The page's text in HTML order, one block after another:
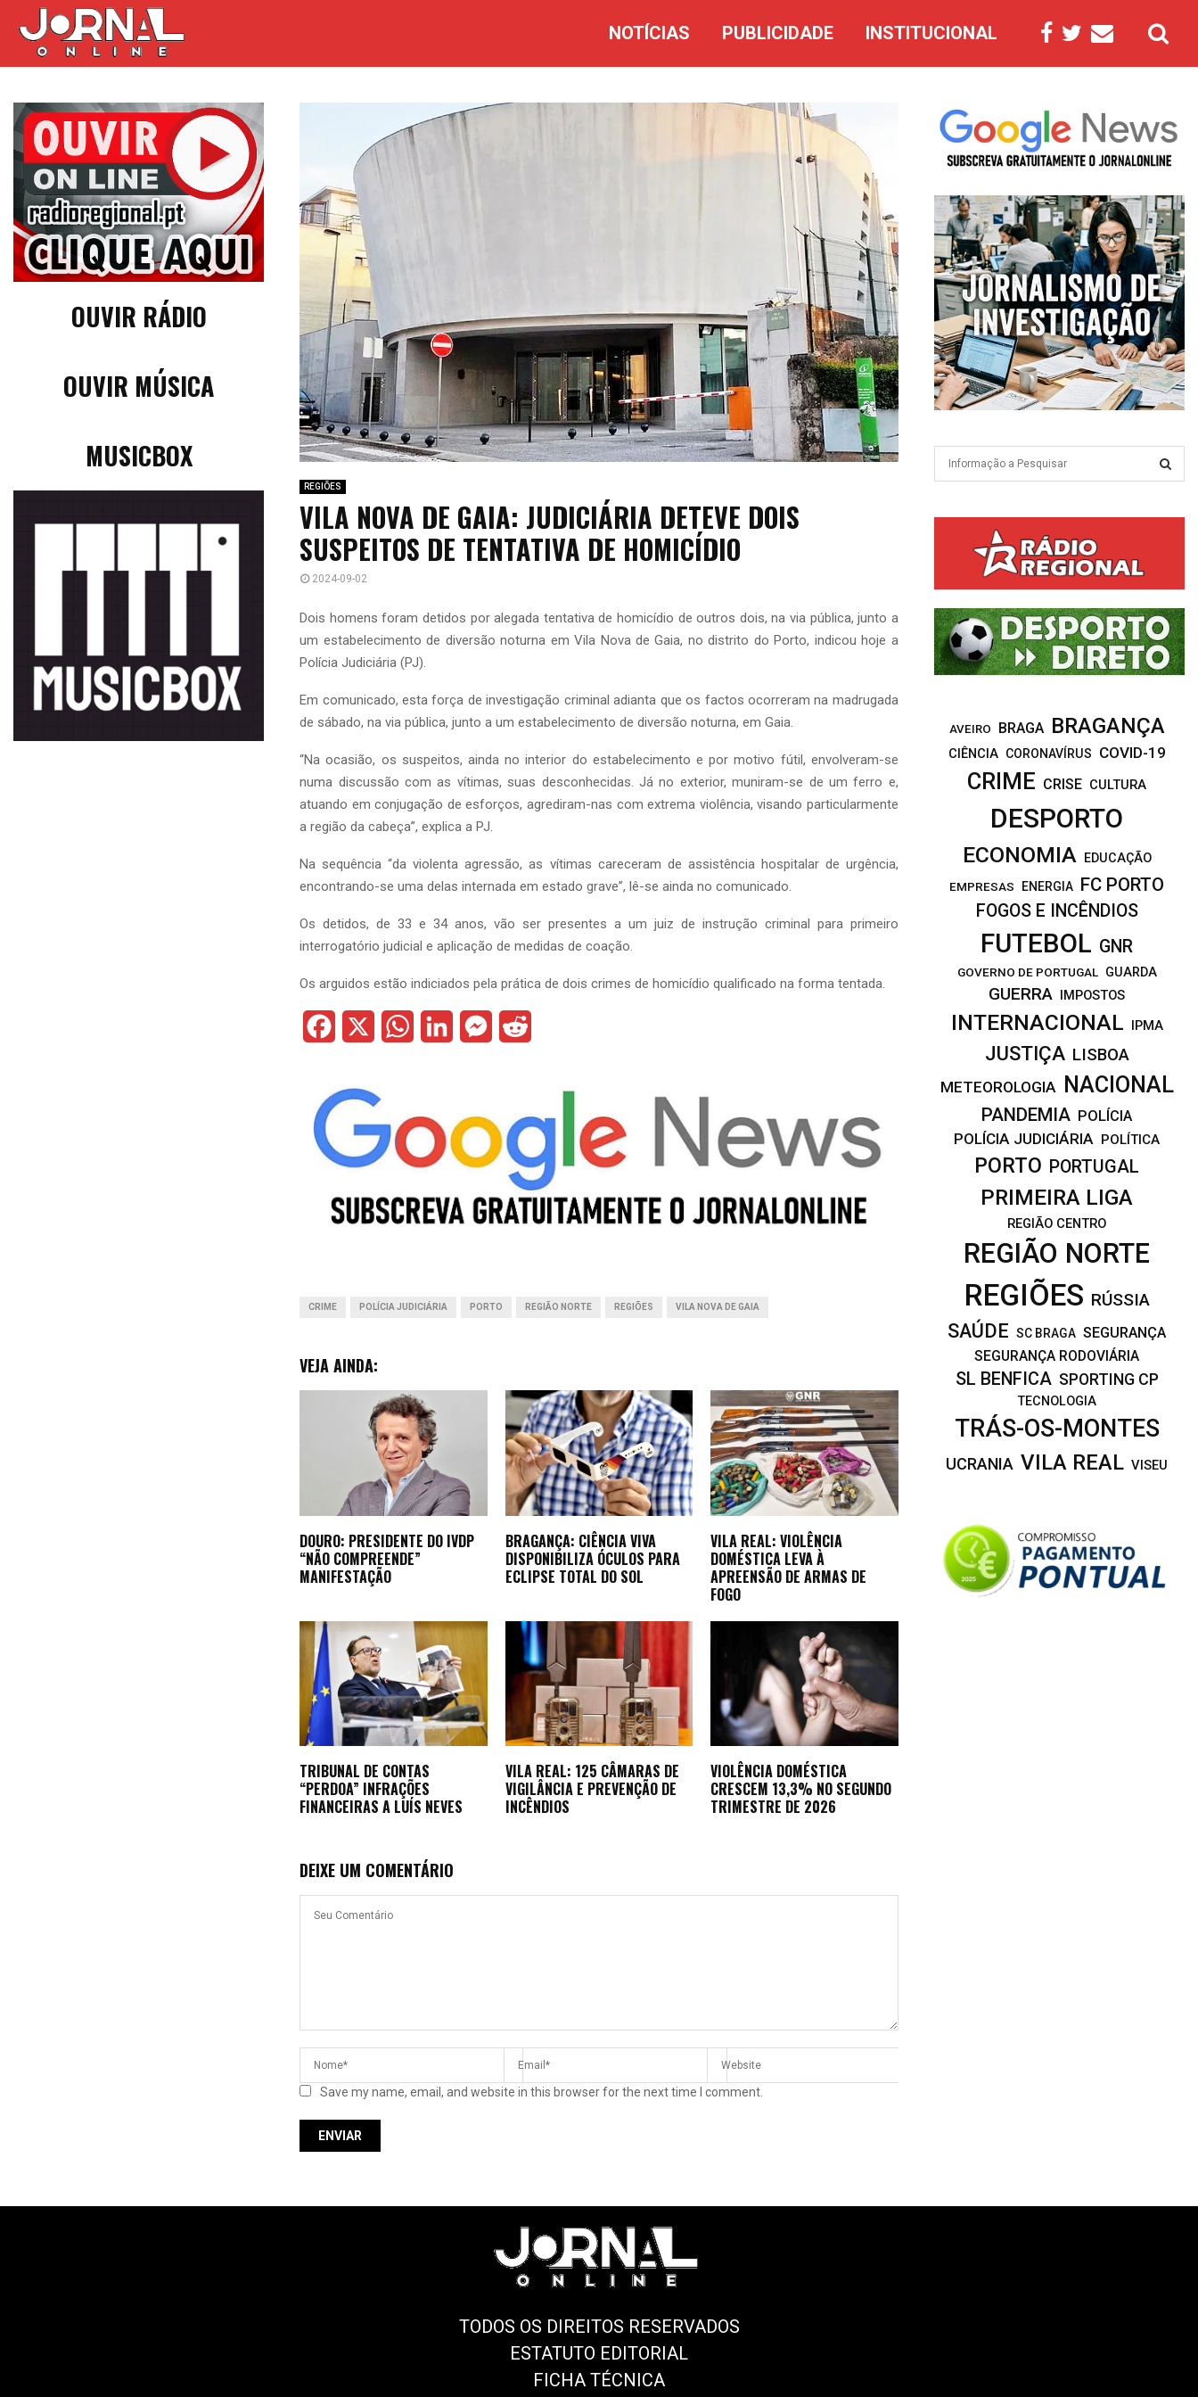
NOTÍCIAS PUBLICIDADE INSTITUCIONAL
REGIÕES
VILA NOVA DE GAIA: JUDICIÁRIA DETEVE DOIS
SUSPEITOS DE TENTATIVA DE HOMICÍDIO
2024-09-02
Dois homens foram detidos por alegada tentativa de homicídio de outros dois, na via pública, junto a
um estabelecimento de diversão noturna em Vila Nova de Gaia, no distrito do Porto, indicou hoje a
Polícia Judiciária (PJ).
Em comunicado, esta força de investigação criminal adianta que os factos ocorreram na madrugada
de sábado, na via pública, junto a um estabelecimento de diversão noturna, em Gaia.
“Na ocasião, os suspeitos, ainda no interior do estabelecimento e por motivo fútil, envolveram-se
numa discussão com as vítimas, suas desconhecidas. Já no exterior, muniram-se de um ferro e,
atuando em conjugação de esforços, agrediram-nas com extrema violência, visando particularmente
a região da cabeça”, explica a PJ.
Na sequência “da violenta agressão, as vítimas careceram de assistência hospitalar de urgência,
encontrando-se uma delas internada em estado grave”, lê-se ainda no comunicado.
Os detidos, de 33 e 34 anos, vão ser presentes a um juiz de instrução criminal para primeiro
interrogatório judicial e aplicação de medidas de coação.
Os arguidos estão indiciados pela prática de dois crimes de homicídio qualificado na forma tentada.
c
b
o
W
t
s
p
k
e
I
M
s
e
g
d
i
t
CRIME POLÍCIA JUDICIÁRIA PORTO REGIÃO NORTE REGIÕES VILA NOVA DE GAIA
VEJA AINDA:
DOURO: PRESIDENTE DO IVDP
“NÃO COMPREENDE”
MANIFESTAÇÃO
BRAGANÇA: CIÊNCIA VIVA
DISPONIBILIZA ÓCULOS PARA
ECLIPSE TOTAL DO SOL
VILA REAL: VIOLÊNCIA
DOMÉSTICA LEVA À
APREENSÃO DE ARMAS DE
FOGO
TRIBUNAL DE CONTAS
“PERDOA” INFRAÇÕES
FINANCEIRAS A LUÍS NEVES
VILA REAL: 125 CÂMARAS DE
VIGILÂNCIA E PREVENÇÃO DE
INCÊNDIOS
VIOLÊNCIA DOMÉSTICA
CRESCEM 13,3% NO SEGUNDO
TRIMESTRE DE 2026
DEIXE UM COMENTÁRIO
Save my name, email, and website in this browser for the next time I comment.
OUVIR RÁDIO
OUVIR MÚSICA
MUSICBOX
o
r
:
R
C
H
AVEIRO BRAGA BRAGANÇA
CIÊNCIA CORONAVÍRUS COVID-19
CRIME CRISE CULTURA
DESPORTO
ECONOMIA
EDUCAÇÃO
EMPRESAS
ENERGIA FC PORTO
FOGOS E INCÊNDIOS
FUTEBOL GNR
GOVERNO DE PORTUGAL GUARDA
GUERRA IMPOSTOS
INTERNACIONAL IPMA
JUSTIÇA LISBOA
METEOROLOGIA NACIONAL
PANDEMIA POLÍCIA
POLÍCIA JUDICIÁRIA POLÍTICA
PORTO PORTUGAL
PRIMEIRA LIGA
REGIÃO CENTRO
REGIÃO NORTE
REGIÕES RÚSSIA
SAÚDE SC BRAGA SEGURANÇA
SEGURANÇA RODOVIÁRIA
SL BENFICA SPORTING CP
TECNOLOGIA
TRÁS-OS-MONTES
UCRANIA VILA REAL VISEU
TODOS OS DIREITOS RESERVADOS
ESTATUTO EDITORIAL
FICHA TÉCNICA